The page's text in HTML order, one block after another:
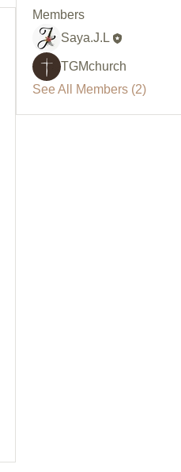
Members
Saya.J.L
TGMchurch
See All Members (2)